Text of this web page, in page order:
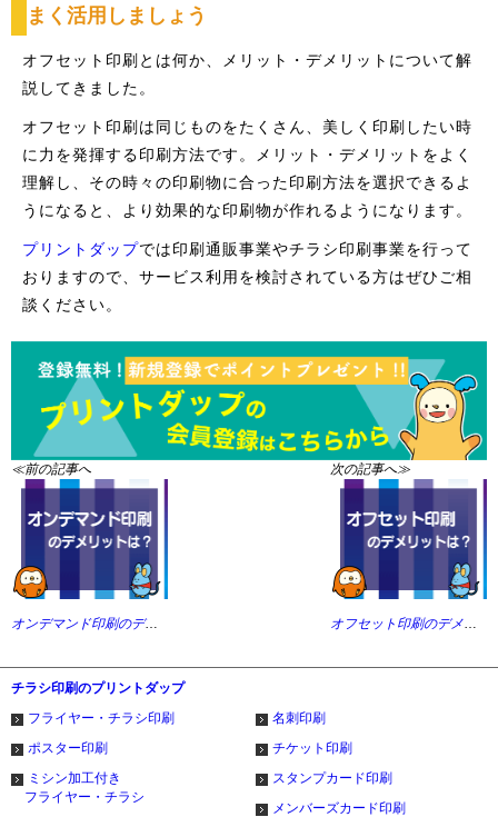
まく活用しましょう
オフセット印刷とは何か、メリット・デメリットについて解
説してきました。
オフセット印刷は同じものをたくさん、美しく印刷したい時
に力を発揮する印刷方法です。メリット・デメリットをよく
理解し、その時々の印刷物に合った印刷方法を選択できるよ
うになると、より効果的な印刷物が作れるようになります。
プリントダップでは印刷通販事業やチラシ印刷事業を行って
おりますので、サービス利用を検討されている方はぜひご相
談ください。
≪前の記事へ
オンデマンド印刷のデメリットを解説！ギラつきやモアレ現象に注意？
次の記事へ≫
オフセット印刷のデメリットを紹介！少ないロットの依頼は苦手？
チラシ印刷のプリントダップ
フライヤー・チラシ印刷
ポスター印刷
ミシン加工付き
フライヤー・チラシ
名刺印刷
チケット印刷
スタンプカード印刷
メンバーズカード印刷